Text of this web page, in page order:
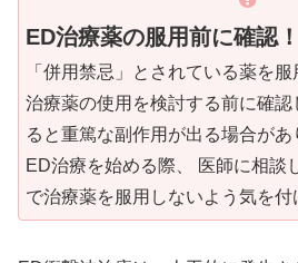
ED治療薬の服用前に確認！
「併用禁忌」とされている薬を
治療薬の使用を検討する前に確
ると重篤な副作用が出る場合があ
ED治療を始める際、 医師に相談
で治療薬を服用しないよう気を付